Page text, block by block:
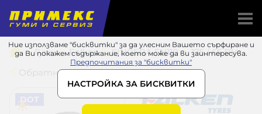
Ние използваме "бисквитки" за да улесним Вашето сърфиране и
да Ви покажем съдържание, което може да ви заинтересува.
Предпочитания за "бисквитки"
НАСТРОЙКА ЗА БИСКВИТКИ
Гуми Falken SINCERA SN110
175 / 65 R14 82T
Обратно в списъка